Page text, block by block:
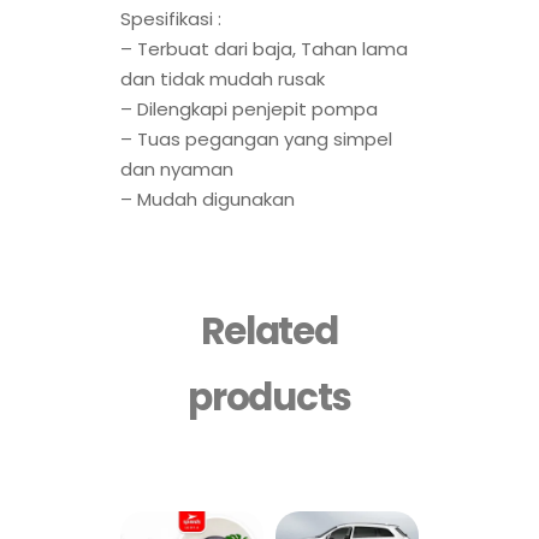
Spesifikasi :
– Terbuat dari baja, Tahan lama
dan tidak mudah rusak
– Dilengkapi penjepit pompa
– Tuas pegangan yang simpel
dan nyaman
– Mudah digunakan
Related
products